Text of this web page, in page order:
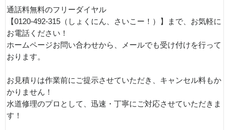
通話料無料のフリーダイヤル
【0120-492-315（しょくにん、さいこー！）】まで、お気軽に
お電話ください！
ホームページお問い合わせから、メールでも受け付けを行って
おります。
お見積りは作業前にご提示させていただき、キャンセル料もか
かりません！
水道修理のプロとして、迅速・丁寧にご対応させていただきま
す！